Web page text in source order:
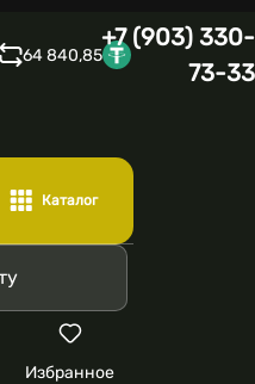
64 840,85
+7 (903) 330-
73-33
Каталог
Избранное